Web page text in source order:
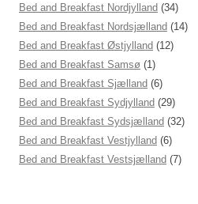
Bed and Breakfast Nordjylland (34)
Bed and Breakfast Nordsjælland (14)
Bed and Breakfast Østjylland (12)
Bed and Breakfast Samsø (1)
Bed and Breakfast Sjælland (6)
Bed and Breakfast Sydjylland (29)
Bed and Breakfast Sydsjælland (32)
Bed and Breakfast Vestjylland (6)
Bed and Breakfast Vestsjælland (7)